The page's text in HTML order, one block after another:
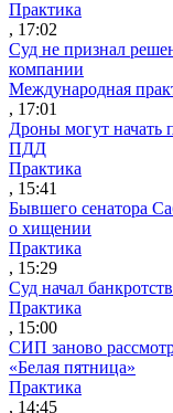
Практика
, 17:02
Суд не признал
компании
Международная
, 17:01
Дроны могут начать
ПДД
Практика
, 15:41
Бывшего сенатора
о хищении
Практика
, 15:29
Суд начал
Практика
, 15:00
СИП заново
«Белая пятница»
Практика
, 14:45